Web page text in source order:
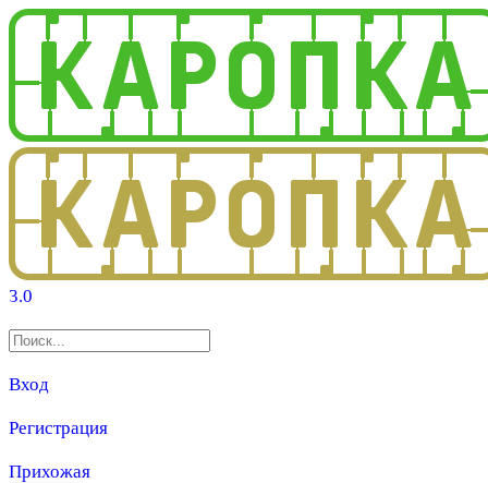
3.0
Вход
Регистрация
Прихожая